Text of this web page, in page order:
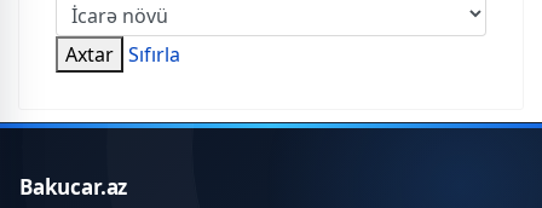
Axtar Sıfırla
Bakucar.az